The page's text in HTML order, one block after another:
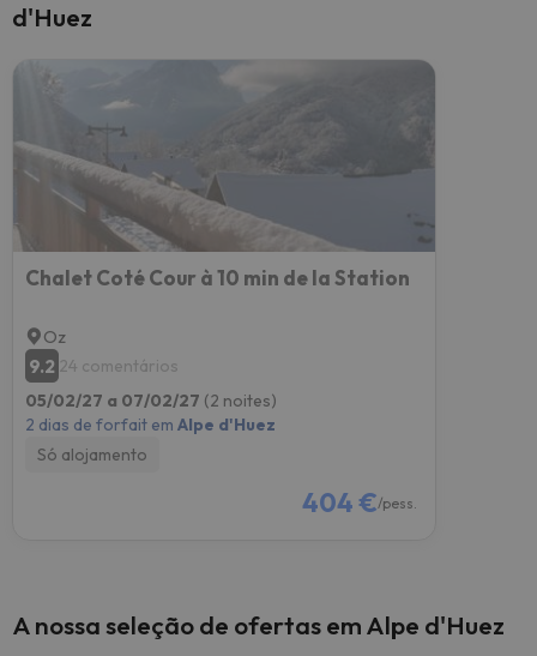
d'Huez
Chalet Coté Cour à 10 min de la Station
Oz
9.2 24 comentários
05/02/27 a 07/02/27 (2 noites)
2 dias de forfait em Alpe d'Huez
Só alojamento
404 €/pess.
A nossa seleção de ofertas em Alpe d'Huez